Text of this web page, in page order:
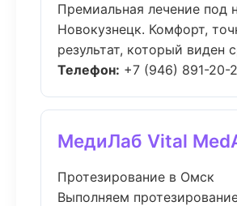
Премиальная лечение под
Новокузнецк. Комфорт,
результат, который виден
Телефон: +7 (946) 891-20-
МедиЛаб Vital
Протезирование в Омск
Выполняем